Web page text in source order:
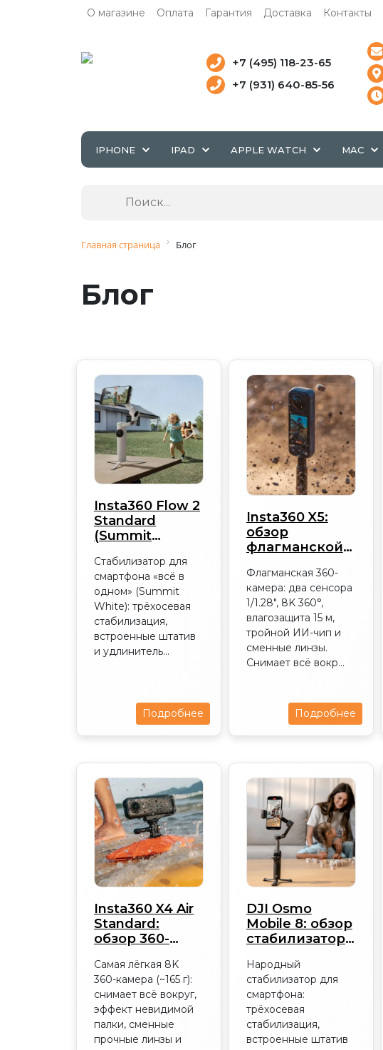
О магазине Оплата Гарантия Доставка Контакты
+7 (495) 118-23-65
+7 (931) 640-85-56
IPHONE IPAD APPLE WATCH MAC
Главная страница Блог
Блог
Insta360 Flow 2
Standard
(Summit
2026
Стабилизатор для
смартфона «всё в
одном» (Summit
White): трёхосевая
стабилизация,
встроенные штатив
и удлинитель...
Подробнее
Insta360 X5:
обзор
флагманской
2026
Флагманская 360-
камера: два сенсора
1/1.28″, 8K 360°,
влагозащита 15 м,
тройной ИИ-чип и
сменные линзы.
Снимает всё вокр...
Подробнее
Insta360 X4 Air
Standard:
обзор 360-
DEVICE365
Самая лёгкая 8K
360-камера (~165 г):
снимает всё вокруг,
эффект невидимой
палки, сменные
прочные линзы и
DJI Osmo
Mobile 8: обзор
стабилизатора
Народный
стабилизатор для
смартфона:
трёхосевая
стабилизация,
встроенные штатив